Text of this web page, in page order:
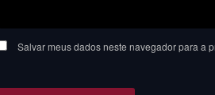
Salvar meus dados neste navegador para a